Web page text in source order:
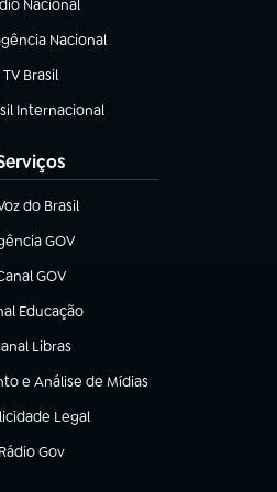
Nacional
Nacional
nova aba)
TV Brasil
(abre em nova aba)
Internacional
nova aba)
do Brasil
em nova aba)
GOV
em nova aba)
GOV
em nova aba)
Educação
em nova aba)
Libras
em nova aba)
e Análise de Mídias
aba)
Legal
em nova aba)
Rádio Gov
(abre em nova aba)